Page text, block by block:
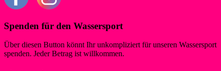
Spenden für den Wassersport
Über diesen Button könnt Ihr unkompliziert für unseren Wassersport
spenden. Jeder Betrag ist willkommen.